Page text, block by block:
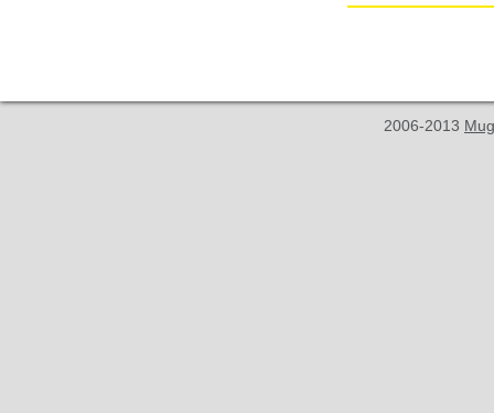
2006-2013